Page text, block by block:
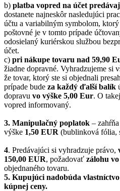
b) platba vopred na účet
dostanete najneskôr nasledujúci
účtu a variabilným symbolom,
poštovné je v tomto prípade
odosielaný kuriérskou službou
účet.
c) pri nákupe tovaru nad 59,90
žiadne dopravné. Vyhradzujeme si
že tovar, ktorý ste si objednali
prípade bude za každý ďalší balík
dopravu vo výške 5,00 Eur. O
vopred informovaný.
3. Manipulačný poplatok –
výške 1,50 EUR (bublinková fólia,
4. Predávajúci si vyhradzuje právo,
150,00 EUR, požadovať zálohu
objednaného tovaru.
5. Kupujúci nadobúda
kúpnej ceny.